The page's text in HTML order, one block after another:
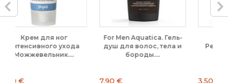
For Men Aquatica. Гель-
душ для волос, тела и
бороды....
Бальзам для рук
Ретинол & Q10. DeBa,